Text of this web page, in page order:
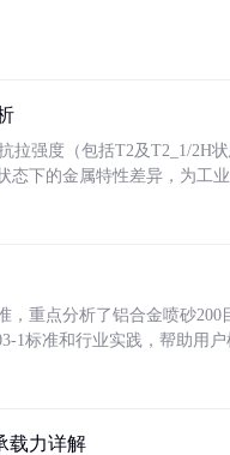
拉强度（包括T2及T2_1/2H
下的金属特性差异，为工业
重点分析了铝合金喷砂
1标准和行业实践，帮助用
载力详解